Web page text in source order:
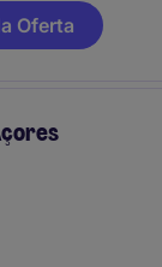
forte
e
Oferta